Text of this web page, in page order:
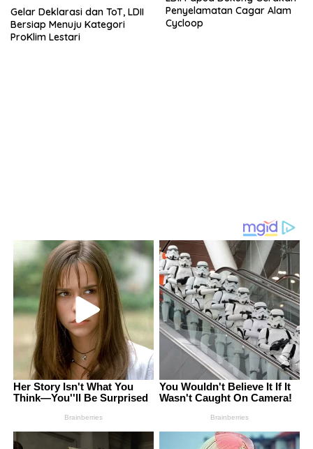
Gelar Deklarasi dan ToT, LDII
Bersiap Menuju Kategori
ProKlim Lestari
Penyelamatan Cagar Alam
Cycloop